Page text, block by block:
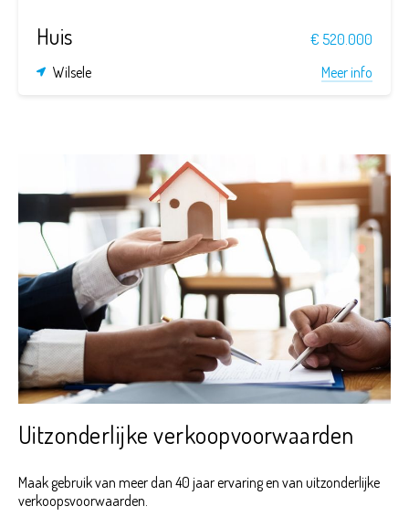
Huis
€ 520.000
Wilsele
Meer info
Uitzonderlijke verkoopvoorwaarden
Maak gebruik van meer dan 40 jaar ervaring en van uitzonderlijke
verkoopsvoorwaarden.